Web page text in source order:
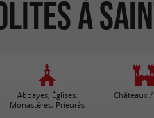
à
Abbayes, Églises,
Monastères, Prieurés
Châteaux /